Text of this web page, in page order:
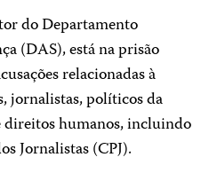
do Departamento
(DAS), está na prisão
relacionadas à
jornalistas, políticos da
direitos humanos, incluindo
Jornalistas (CPJ).